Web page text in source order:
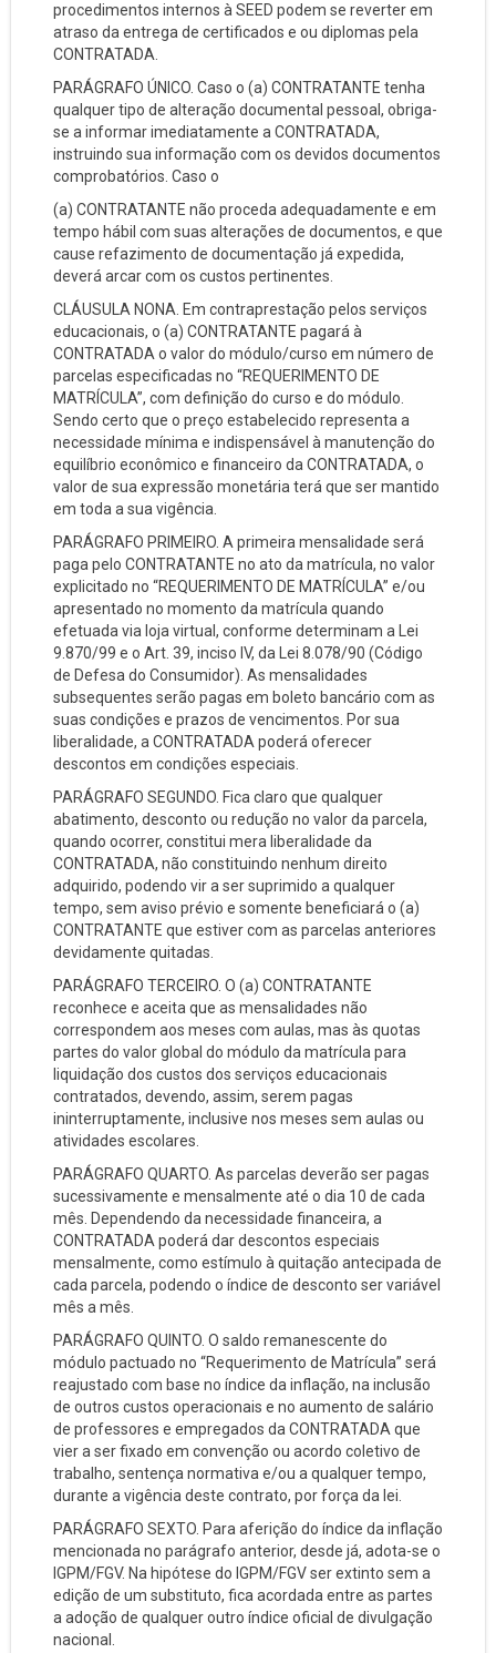
procedimentos internos à SEED podem se reverter em
atraso da entrega de certificados e ou diplomas pela
CONTRATADA.
PARÁGRAFO ÚNICO. Caso o (a) CONTRATANTE tenha
qualquer tipo de alteração documental pessoal, obriga-
se a informar imediatamente a CONTRATADA,
instruindo sua informação com os devidos documentos
comprobatórios. Caso o
(a) CONTRATANTE não proceda adequadamente e em
tempo hábil com suas alterações de documentos, e que
cause refazimento de documentação já expedida,
deverá arcar com os custos pertinentes.
CLÁUSULA NONA. Em contraprestação pelos serviços
educacionais, o (a) CONTRATANTE pagará à
CONTRATADA o valor do módulo/curso em número de
parcelas especificadas no “REQUERIMENTO DE
MATRÍCULA”, com definição do curso e do módulo.
Sendo certo que o preço estabelecido representa a
necessidade mínima e indispensável à manutenção do
equilíbrio econômico e financeiro da CONTRATADA, o
valor de sua expressão monetária terá que ser mantido
em toda a sua vigência.
PARÁGRAFO PRIMEIRO. A primeira mensalidade será
paga pelo CONTRATANTE no ato da matrícula, no valor
explicitado no “REQUERIMENTO DE MATRÍCULA” e/ou
apresentado no momento da matrícula quando
efetuada via loja virtual, conforme determinam a Lei
9.870/99 e o Art. 39, inciso IV, da Lei 8.078/90 (Código
de Defesa do Consumidor). As mensalidades
subsequentes serão pagas em boleto bancário com as
suas condições e prazos de vencimentos. Por sua
liberalidade, a CONTRATADA poderá oferecer
descontos em condições especiais.
PARÁGRAFO SEGUNDO. Fica claro que qualquer
abatimento, desconto ou redução no valor da parcela,
quando ocorrer, constitui mera liberalidade da
CONTRATADA, não constituindo nenhum direito
adquirido, podendo vir a ser suprimido a qualquer
tempo, sem aviso prévio e somente beneficiará o (a)
CONTRATANTE que estiver com as parcelas anteriores
devidamente quitadas.
PARÁGRAFO TERCEIRO. O (a) CONTRATANTE
reconhece e aceita que as mensalidades não
correspondem aos meses com aulas, mas às quotas
partes do valor global do módulo da matrícula para
liquidação dos custos dos serviços educacionais
contratados, devendo, assim, serem pagas
ininterruptamente, inclusive nos meses sem aulas ou
atividades escolares.
PARÁGRAFO QUARTO. As parcelas deverão ser pagas
sucessivamente e mensalmente até o dia 10 de cada
mês. Dependendo da necessidade financeira, a
CONTRATADA poderá dar descontos especiais
mensalmente, como estímulo à quitação antecipada de
cada parcela, podendo o índice de desconto ser variável
mês a mês.
PARÁGRAFO QUINTO. O saldo remanescente do
módulo pactuado no “Requerimento de Matrícula” será
reajustado com base no índice da inflação, na inclusão
de outros custos operacionais e no aumento de salário
de professores e empregados da CONTRATADA que
vier a ser fixado em convenção ou acordo coletivo de
trabalho, sentença normativa e/ou a qualquer tempo,
durante a vigência deste contrato, por força da lei.
PARÁGRAFO SEXTO. Para aferição do índice da inflação
mencionada no parágrafo anterior, desde já, adota-se o
IGPM/FGV. Na hipótese do IGPM/FGV ser extinto sem a
edição de um substituto, fica acordada entre as partes
a adoção de qualquer outro índice oficial de divulgação
nacional.